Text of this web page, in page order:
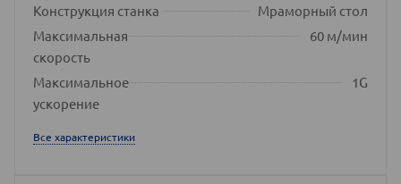
Конструкция станка
Мраморный стол
Максимальная
скорость
60 м/мин
Максимальное
ускорение
1G
Все характеристики